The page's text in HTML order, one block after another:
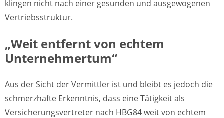
klingen nicht nach einer gesunden und ausgewogenen
Vertriebsstruktur.
„Weit entfernt von echtem
Unternehmertum“
Aus der Sicht der Vermittler ist und bleibt es jedoch die
schmerzhafte Erkenntnis, dass eine Tätigkeit als
Versicherungsvertreter nach HBG84 weit von echtem